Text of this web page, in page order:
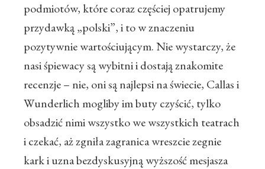
podmiotów, które coraz częściej opatrujemy
przydawką „polski”, i to w znaczeniu
pozytywnie wartościującym. Nie wystarczy, że
nasi śpiewacy są wybitni i dostają znakomite
recenzje – nie, oni są najlepsi na świecie, Callas i
Wunderlich mogliby im buty czyścić, tylko
obsadzić nimi wszystko we wszystkich teatrach
i czekać, aż zgniła zagranica wreszcie zegnie
kark i uzna bezdyskusyjną wyższość mesjasza